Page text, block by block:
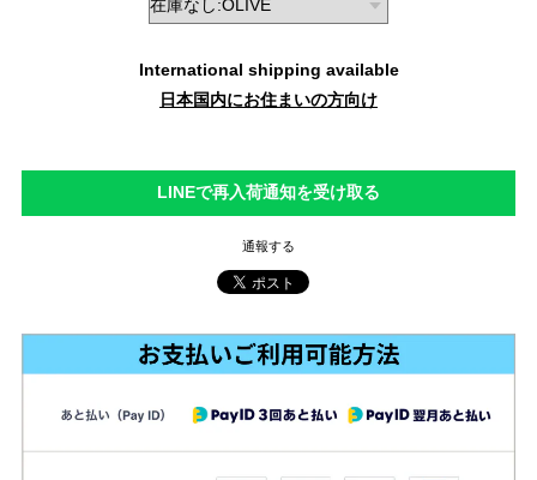
International shipping available
日本国内にお住まいの方向け
LINEで再入荷通知を受け取る
通報する